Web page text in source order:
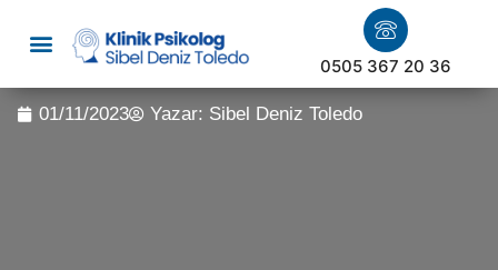
0505 367 20 36
01/11/2023 Yazar: Sibel Deniz Toledo